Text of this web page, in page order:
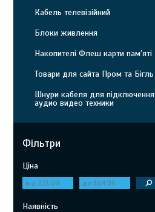
Кабель телевізійний
Блоки живлення
Накопителі Флеш карти пам’яті
Товари для сайта Пром та Бігль
Шнури кабеля для підключення
аудио видео техники
Фільтри
Ціна
Наявність